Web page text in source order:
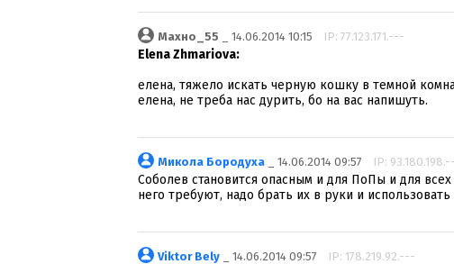
Махно_55 _ 14.06.2014 10:15 IP: 77.123.171.---
Elena Zhmariova:
елена, тяжело искать черную кошку в темной
елена, не треба нас дурить, бо на вас напишуть.
Микола Бородуха _ 14.06.2014 09:57 IP:
Cоболев становится опасным и для ПоПы и для
него требуют, надо брать их в руки и
Viktor Bely _ 14.06.2014 09:57 IP: 178.219.92.---